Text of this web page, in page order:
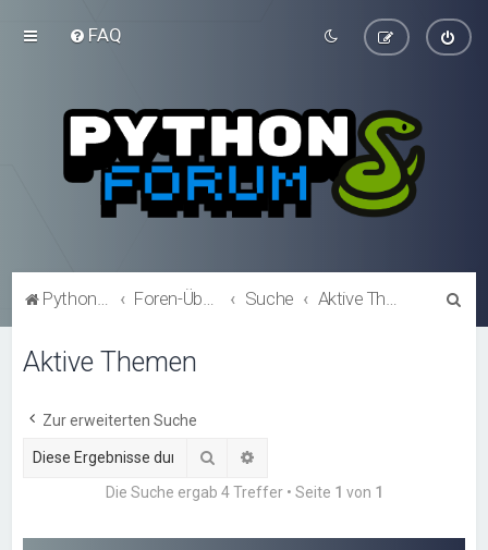
FAQ
Python-Forum.de Suche
Aktive Themen
Zur erweiterten Suche
Suche
Die Suche ergab 4 Treffer • Seite 1 von 1